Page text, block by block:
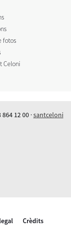
fotos
Celoni
12 00 ·santceloni
Crèdits